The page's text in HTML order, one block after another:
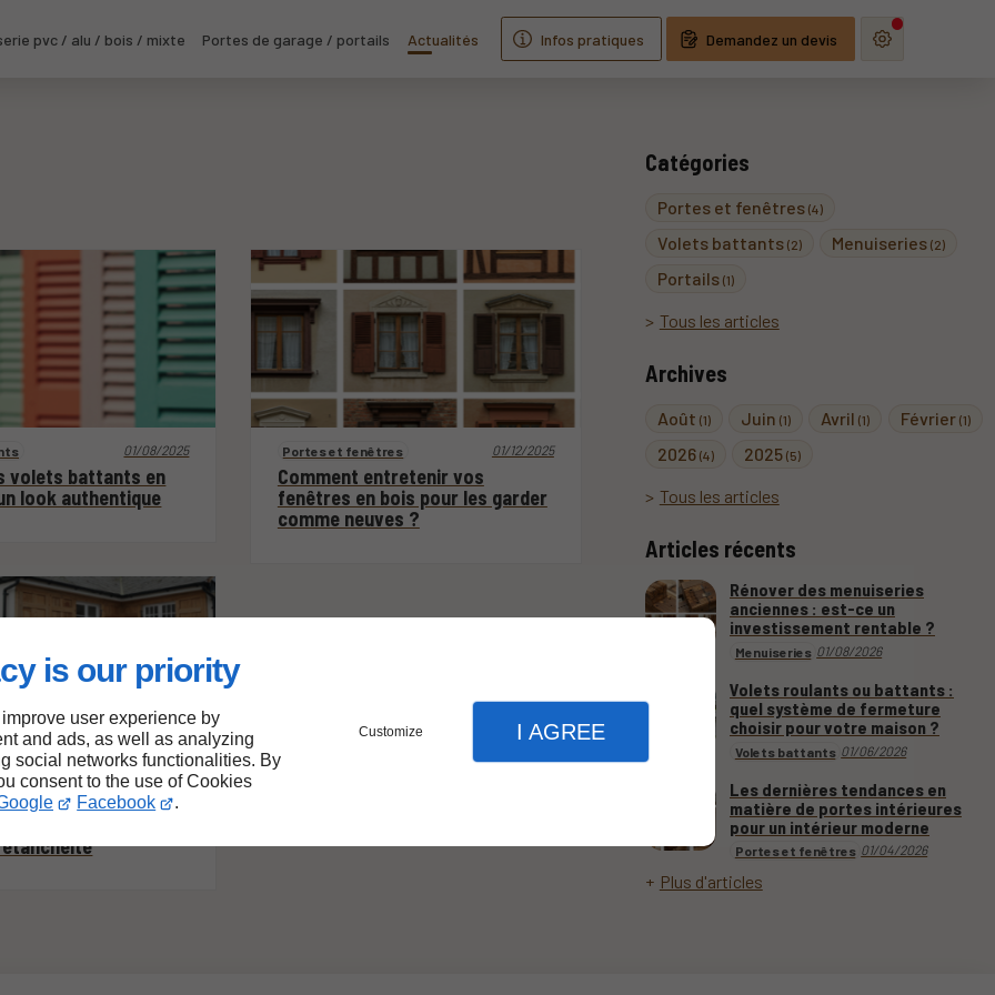
is our priority
user experience by
and ads, as well as analyzing
social networks functionalities. By
consent to the use of Cookies
Facebook .
Customize I AGREE
pvc / alu / bois / mixte Portes de garage / portails Actualités Infos pratiques Demandez un devis
Catégories
Portes et fenêtres (4)
Volets battants (2) Menuiseries(2)
Portails (1)
Tous les articles
Archives
Août (1) Juin(1) Avril(1) Février (1)
2026 (4) 2025(5)
Tous les articles
Articles récents
Menuiseries 01/08/2026
Rénover des menuiseries
anciennes : est-ce un
investissement rentable ?
Volets battants 01/06/2026
Volets roulants ou battants :
quel système de fermeture
choisir pour votre maison ?
Portes et fenêtres 01/04/2026
Les dernières tendances en
matière de portes intérieures
pour un intérieur moderne
Plus d'articles
01/08/2025
volets battants en
look authentique
01/10/2025
de la pose de
étanchéité
Portes et fenêtres 01/12/2025
Comment entretenir vos
fenêtres en bois pour les garder
comme neuves ?